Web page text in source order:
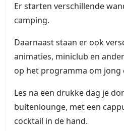
Er starten verschillende
camping.
Daarnaast staan er ook
animaties, miniclub en
op het programma om jong
Les na een drukke dag je
buitenlounge, met een
cocktail in de hand.